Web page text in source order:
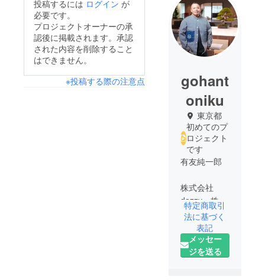
投稿するには ログイン が
必要です。
プロジェクトオーナーの承
認後に掲載されます。承認
された内容を削除すること
はできません。
※投稿する際の注意点
gohant
oniku
東京都
初めてのプ
ロジェクト
です
有友純一郎
株式会社
dazzy、株式
会社brave、
faststep株式
会社
現在3社の
特定商取引
法に基づく
表記
メッセー
ジを送る